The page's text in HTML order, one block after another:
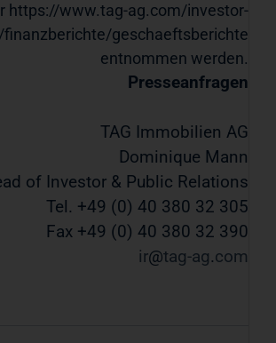
https://www.tag-ag.com/investor-
geschaeftsberichte
entnommen werden.
Presseanfragen
TAG Immobilien AG
Dominique Mann
of Investor & Public Relations
Tel. +49 (0) 40 380 32 305
Fax +49 (0) 40 380 32 390
ir
tag-ag com